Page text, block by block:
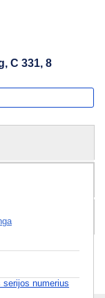
C 331, 8
numerius